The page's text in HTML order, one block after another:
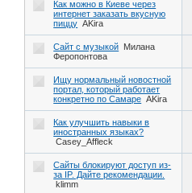
Как можно в Киеве через
интернет заказать вкусную
пиццу AKira
Сайт с музыкой Милана
Феропонтова
Ищу нормальный новостной
портал, который работает
конкретно по Самаре AKira
Как улучшить навыки в
иностранных языках?
Casey_Affleck
Сайты блокируют доступ из-
за IP. Дайте рекомендации.
klimm